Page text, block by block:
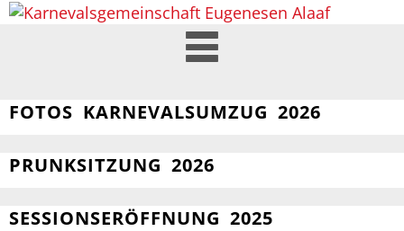
FOTOS KARNEVALSUMZUG 2026
PRUNKSITZUNG 2026
SESSIONSERÖFFNUNG 2025